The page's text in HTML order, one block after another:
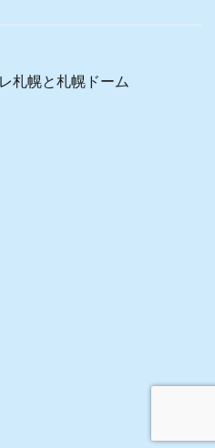
札幌と札幌ドーム